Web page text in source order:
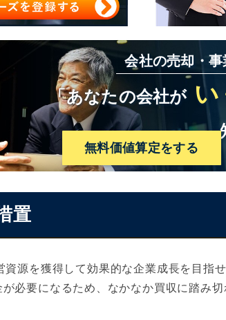
会社の売却・
「あなたの会社が
無料価値算定をする
置
資源を獲得して効果的な企業成長を目指
必要になるため、なかなか買収に踏み切